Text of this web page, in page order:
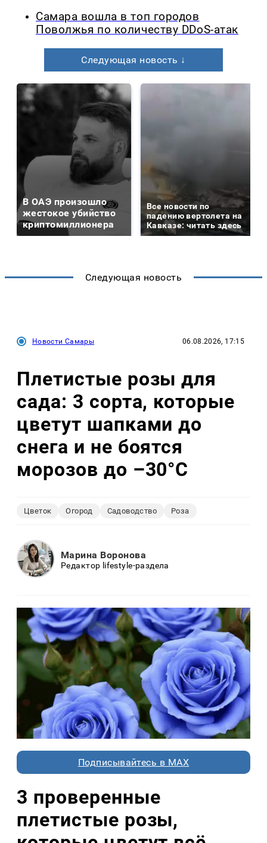
Самара вошла в топ городов
Поволжья по количеству DDoS-атак
Следующая новость ↓
В ОАЭ произошло
жестокое убийство
криптомиллионера
Все новости по
падению вертолета на
Кавказе: читать здесь
Следующая новость
Новости Самары 06.08.2026, 17:15
Плетистые розы для
сада: 3 сорта, которые
цветут шапками до
снега и не боятся
морозов до –30°C
Цветок Огород Садоводство Роза
Марина Воронова
Редактор lifestyle-раздела
Подписывайтесь в MAX
3 проверенные
плетистые розы,